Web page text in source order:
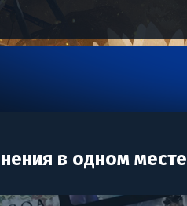
в одном месте